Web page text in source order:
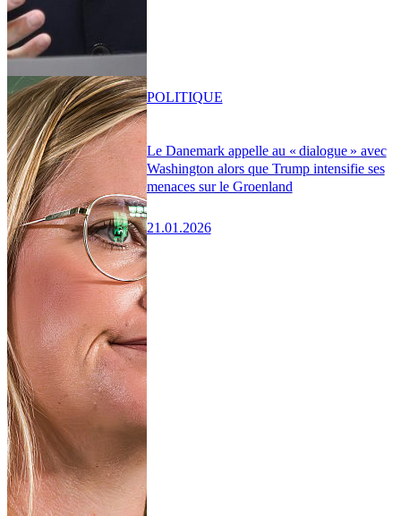
Le Danemark appelle au « dialogue » avec
Washington alors que Trump intensifie ses
menaces sur le Groenland
21.01.2026
POLITIQUE